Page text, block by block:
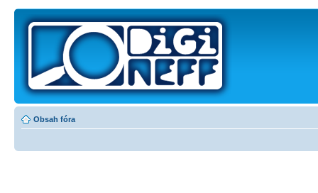
Obsah fóra